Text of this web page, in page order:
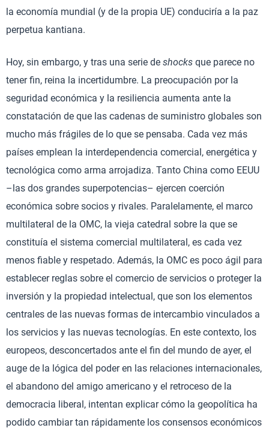
la economía mundial (y de la propia UE) conduciría a la paz
perpetua kantiana.
Hoy, sin embargo, y tras una serie de shocks que parece no
tener fin, reina la incertidumbre. La preocupación por la
seguridad económica y la resiliencia aumenta ante la
constatación de que las cadenas de suministro globales son
mucho más frágiles de lo que se pensaba. Cada vez más
países emplean la interdependencia comercial, energética y
tecnológica como arma arrojadiza. Tanto China como EEUU
–las dos grandes superpotencias– ejercen coerción
económica sobre socios y rivales. Paralelamente, el marco
multilateral de la OMC, la vieja catedral sobre la que se
constituía el sistema comercial multilateral, es cada vez
menos fiable y respetado. Además, la OMC es poco ágil para
establecer reglas sobre el comercio de servicios o proteger la
inversión y la propiedad intelectual, que son los elementos
centrales de las nuevas formas de intercambio vinculados a
los servicios y las nuevas tecnologías. En este contexto, los
europeos, desconcertados ante el fin del mundo de ayer, el
auge de la lógica del poder en las relaciones internacionales,
el abandono del amigo americano y el retroceso de la
democracia liberal, intentan explicar cómo la geopolítica ha
podido cambiar tan rápidamente los consensos económicos